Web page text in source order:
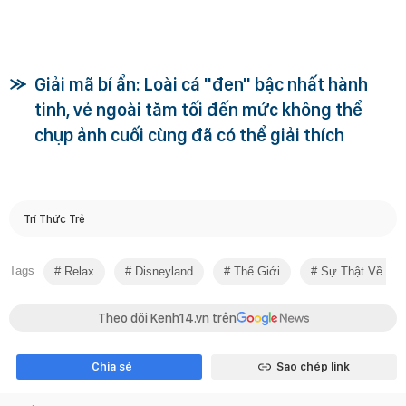
Giải mã bí ẩn: Loài cá "đen" bậc nhất hành
tinh, vẻ ngoài tăm tối đến mức không thể
chụp ảnh cuối cùng đã có thể giải thích
Trí Thức Trẻ
Tags Relax Disneyland Thế Giới Sự Thật Về
Theo dõi Kenh14.vn trên
Chia sẻ Sao chép link